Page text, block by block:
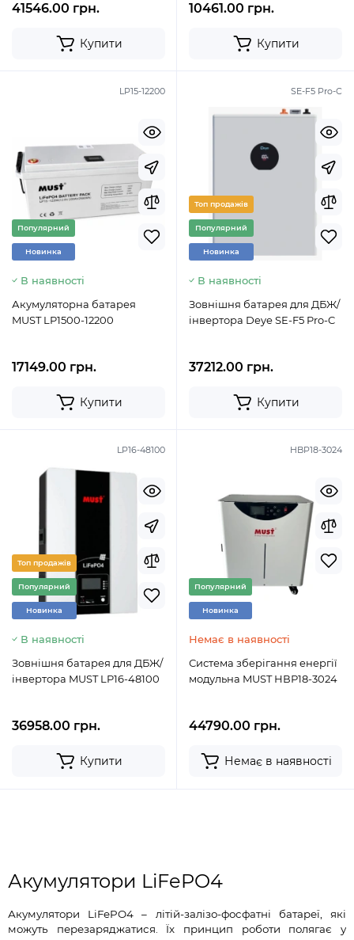
41546.00 грн.
Купити
10461.00 грн.
Купити
LP15-12200
Популярний
Новинка
В наявності
Акумуляторна батарея
MUST LP1500-12200
17149.00 грн.
Купити
SE-F5 Pro-C
Топ продажів
Популярний
Новинка
В наявності
Зовнішня батарея для ДБЖ/
інвертора Deye SE-F5 Pro-C
37212.00 грн.
Купити
LP16-48100
Топ продажів
Популярний
Новинка
В наявності
Зовнішня батарея для ДБЖ/
інвертора MUST LP16-48100
36958.00 грн.
Купити
HBP18-3024
Популярний
Новинка
Немає в наявності
Система зберігання енергії
модульна MUST НВР18-3024
44790.00 грн.
Немає в наявності
Акумулятори LiFePO4
Акумулятори LiFePO4 – літій-залізо-фосфатні батареї, які
можуть перезаряджатися. Їх принцип роботи полягає у